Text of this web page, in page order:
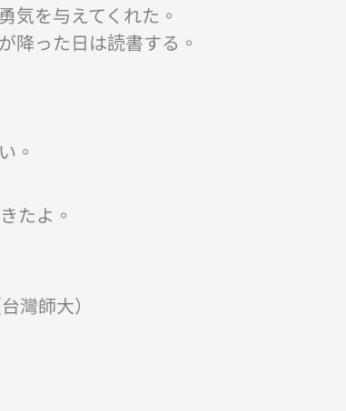
気を与えてくれた。
降った日は読書する。
。
たよ。
師大）